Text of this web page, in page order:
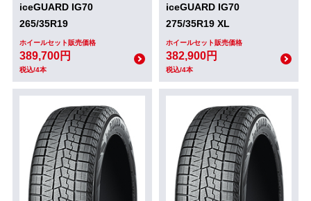
iceGUARD IG70
265/35R19
ホイールセット販売価格
389,700円
税込/4本
iceGUARD IG70
275/35R19 XL
ホイールセット販売価格
382,900円
税込/4本